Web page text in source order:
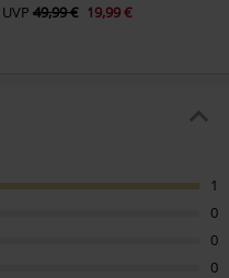
UVP 49,99 € 19,99 €
1
0
0
0